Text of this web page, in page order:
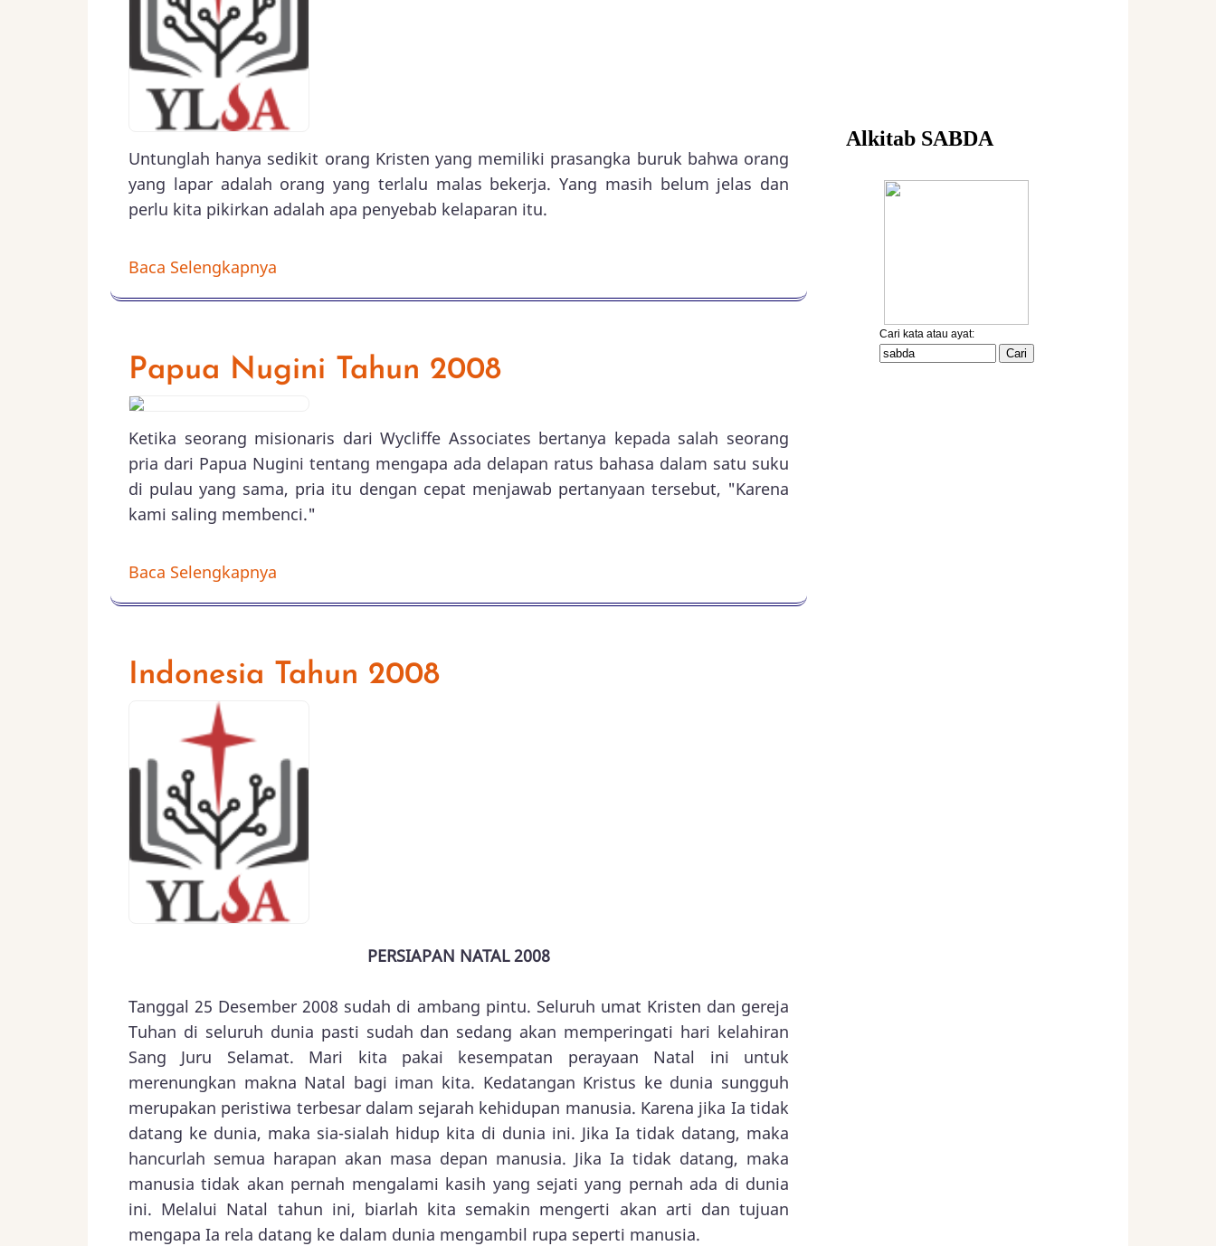
Untunglah hanya sedikit orang Kristen yang memiliki prasangka buruk bahwa orang
yang lapar adalah orang yang terlalu malas bekerja. Yang masih belum jelas dan
perlu kita pikirkan adalah apa penyebab kelaparan itu.
Baca Selengkapnya
Papua Nugini Tahun 2008
Ketika seorang misionaris dari Wycliffe Associates bertanya kepada salah seorang
pria dari Papua Nugini tentang mengapa ada delapan ratus bahasa dalam satu suku
di pulau yang sama, pria itu dengan cepat menjawab pertanyaan tersebut, "Karena
kami saling membenci."
Baca Selengkapnya
Indonesia Tahun 2008
PERSIAPAN NATAL 2008
Tanggal 25 Desember 2008 sudah di ambang pintu. Seluruh umat Kristen dan gereja
Tuhan di seluruh dunia pasti sudah dan sedang akan memperingati hari kelahiran
Sang Juru Selamat. Mari kita pakai kesempatan perayaan Natal ini untuk
merenungkan makna Natal bagi iman kita. Kedatangan Kristus ke dunia sungguh
merupakan peristiwa terbesar dalam sejarah kehidupan manusia. Karena jika Ia tidak
datang ke dunia, maka sia-sialah hidup kita di dunia ini. Jika Ia tidak datang, maka
hancurlah semua harapan akan masa depan manusia. Jika Ia tidak datang, maka
manusia tidak akan pernah mengalami kasih yang sejati yang pernah ada di dunia
ini. Melalui Natal tahun ini, biarlah kita semakin mengerti akan arti dan tujuan
mengapa Ia rela datang ke dalam dunia mengambil rupa seperti manusia.